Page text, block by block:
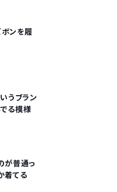
ンを履
うブラン
る模様
が普通っ
着てる